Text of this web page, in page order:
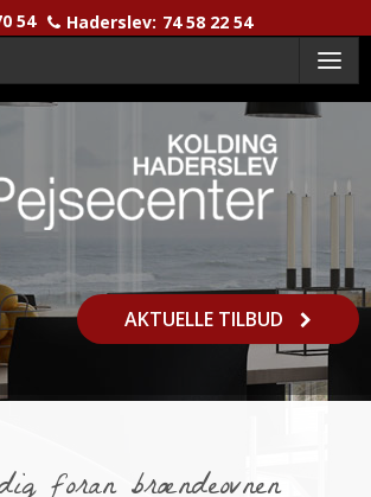
54 Haderslev: 74 58 22 54
Menu
AKTUELLE TILBUD